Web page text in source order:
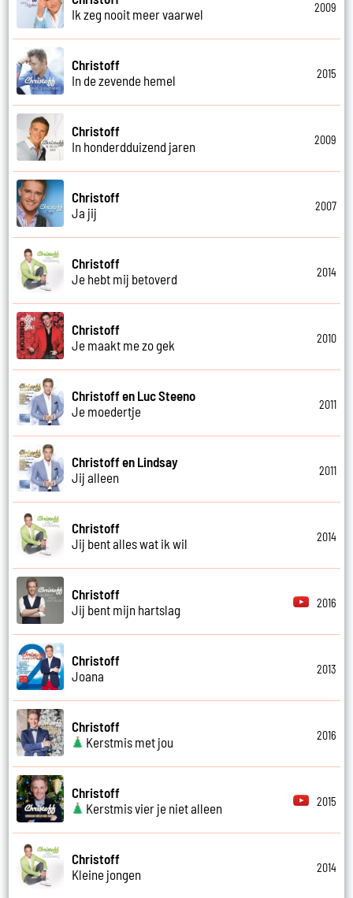
Ik zeg nooit meer vaarwel
2009
Christoff
In de zevende hemel
2015
Christoff
In honderdduizend jaren
2009
Christoff
Ja jij
2007
Christoff
Je hebt mij betoverd
2014
Christoff
Je maakt me zo gek
2010
Christoff en Luc Steeno
Je moedertje
2011
Christoff en Lindsay
Jij alleen
2011
Christoff
Jij bent alles wat ik wil
2014
Christoff
Jij bent mijn hartslag
2016
Christoff
Joana
2013
Christoff
Kerstmis met jou
2016
Christoff
Kerstmis vier je niet alleen
2015
Christoff
Kleine jongen
2014